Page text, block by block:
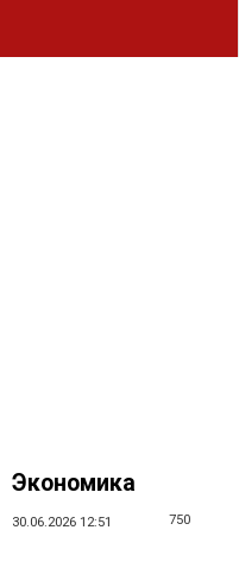
Экономика
30.06.2026 12:51 750